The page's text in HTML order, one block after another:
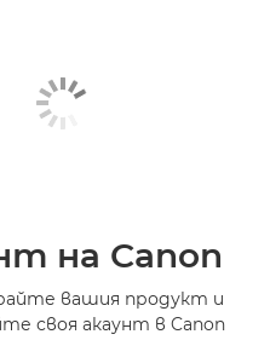
на Canon
вашия продукт и
своя акаунт в Canon